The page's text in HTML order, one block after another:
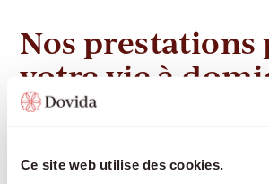
Ce site web utilise des cookies.
Nos prestations
votre vie à
Birr